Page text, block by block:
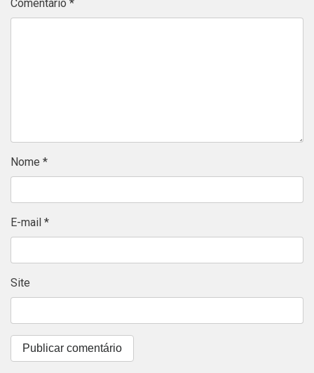
Comentário *
Nome *
E-mail *
Site